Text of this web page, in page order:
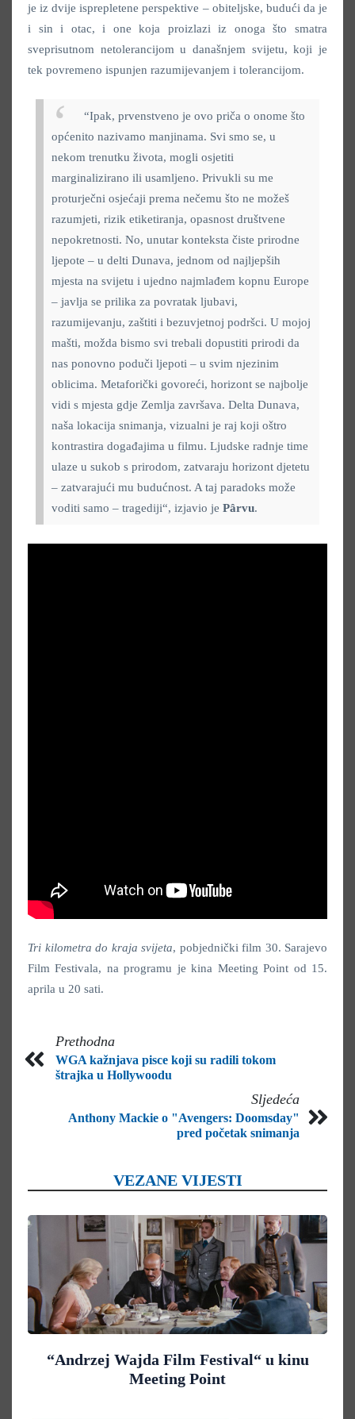
je iz dvije isprepletene perspektive – obiteljske, budući da je
i sin i otac, i one koja proizlazi iz onoga što smatra
sveprisutnom netolerancijom u današnjem svijetu, koji je
tek povremeno ispunjen razumijevanjem i tolerancijom.
“Ipak, prvenstveno je ovo priča o onome što
općenito nazivamo manjinama. Svi smo se, u
nekom trenutku života, mogli osjetiti
marginalizirano ili usamljeno. Privukli su me
proturječni osjećaji prema nečemu što ne možeš
razumjeti, rizik etiketiranja, opasnost društvene
nepokretnosti. No, unutar konteksta čiste prirodne
ljepote – u delti Dunava, jednom od najljepših
mjesta na svijetu i ujedno najmlađem kopnu Europe
– javlja se prilika za povratak ljubavi,
razumijevanju, zaštiti i bezuvjetnoj podršci. U mojoj
mašti, možda bismo svi trebali dopustiti prirodi da
nas ponovno poduči ljepoti – u svim njezinim
oblicima. Metaforički govoreći, horizont se najbolje
vidi s mjesta gdje Zemlja završava. Delta Dunava,
naša lokacija snimanja, vizualni je raj koji oštro
kontrastira događajima u filmu. Ljudske radnje time
ulaze u sukob s prirodom, zatvaraju horizont djetetu
– zatvarajući mu budućnost. A taj paradoks može
voditi samo – tragediji“, izjavio je Pârvu.
Tri kilometra do kraja svijeta, pobjednički film 30. Sarajevo
Film Festivala, na programu je kina Meeting Point od 15.
aprila u 20 sati.
Prethodna
WGA kažnjava pisce koji su radili tokom
štrajka u Hollywoodu
Sljedeća
Anthony Mackie o "Avengers: Doomsday"
pred početak snimanja
VEZANE VIJESTI
“Andrzej Wajda Film Festival“ u kinu
Meeting Point